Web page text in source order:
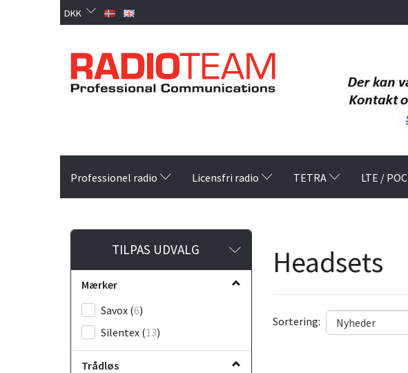
DKK
Professionel radio Licensfri radio TETRA LTE / POC
TILPAS UDVALG
filter
Mærker
Savox (6)
Silentex (13)
Trådløs
Headsets
Sortering: